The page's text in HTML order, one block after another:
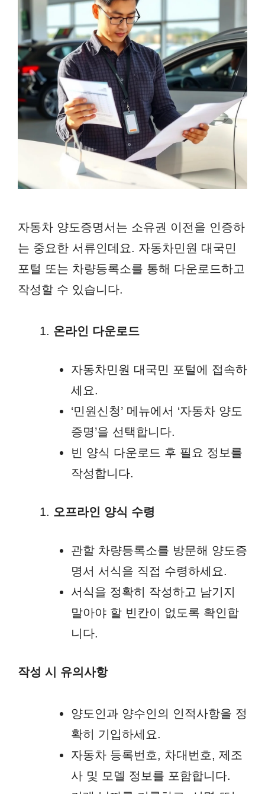
자동차 양도증명서는 소유권 이전을 인증하
는 중요한 서류인데요. 자동차민원 대국민
포털 또는 차량등록소를 통해 다운로드하고
작성할 수 있습니다.
온라인 다운로드
자동차민원 대국민 포털에 접속하
세요.
‘민원신청’ 메뉴에서 ‘자동차 양도
증명’을 선택합니다.
빈 양식 다운로드 후 필요 정보를
작성합니다.
오프라인 양식 수령
관할 차량등록소를 방문해 양도증
명서 서식을 직접 수령하세요.
서식을 정확히 작성하고 남기지
말아야 할 빈칸이 없도록 확인합
니다.
작성 시 유의사항
양도인과 양수인의 인적사항을 정
확히 기입하세요.
자동차 등록번호, 차대번호, 제조
사 및 모델 정보를 포함합니다.